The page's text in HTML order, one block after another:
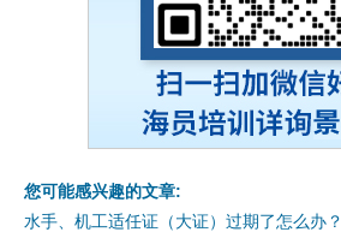
您可能感兴趣的文章:
水手、机工适任证（大证）过期了怎么办？